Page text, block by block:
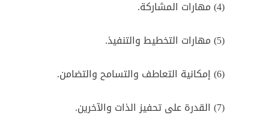
(4) مهارات المشاركة.
(5) مهارات التخطيط والتنفيذ.
(6) إمكانية التعاطف والتسامح والتضامن.
(7) القدرة على تحفيز الذات والآخرين.